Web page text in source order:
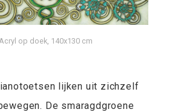
Acryl op doek, 140x130 cm
lijken uit zichzelf
De smaragdgroene